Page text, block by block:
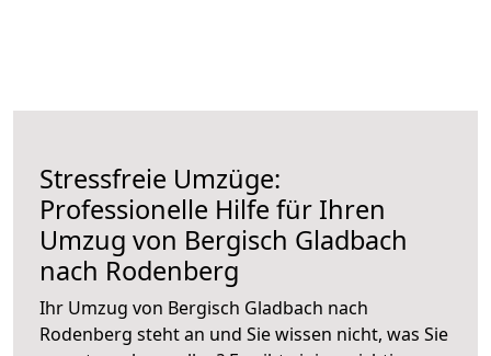
Stressfreie Umzüge:
Professionelle Hilfe für Ihren
Umzug von Bergisch Gladbach
nach Rodenberg
Ihr Umzug von Bergisch Gladbach nach
Rodenberg steht an und Sie wissen nicht, was Sie